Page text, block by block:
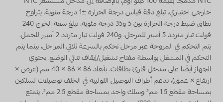
خارجي اختياري. تبلغ دقة قياس درجة الحرارة ±1 درجة مئوية. يتراوح
نطاق ضبط درجة الحرارة بين 5 و35 درجة مئوية. تبلغ سعة الخرج 240
فولت تيار متردد 5 أمبير للمرحل، و240 فولت تيار متردد 2 أمبير للحمل.
يتم التحكم في المروحة عبر مرحل تحكم بالسرعة ثلاثي المراحل، بينما يتم
التحكم في المشغل بواسطة مفتاح تشغيل/إيقاف ثنائي الوضع. يحتوي
الجهاز أيضًا على مدخل قارئ بطاقات. بأبعاد 86 × 86 × 40 مم (عرض ×
ارتفاع × عمق)، تدعم أطراف التوصيل اللولبية في الخلف توصيلات لسلكين
بمساحة مقطع 1.5 مم² وسلك واحد بمساحة مقطع 2.5 مم². يتمتع